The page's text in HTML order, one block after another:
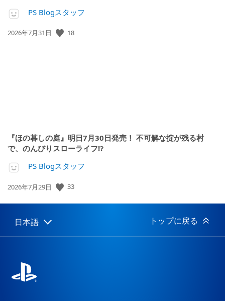
PS Blogスタッフ
公
2026年7月31日 18
『ほの暮しの庭』明日7月30日発売！ 不可解な掟が残る村
で、のんびりスローライフ!?
PS Blogスタッフ
公
日:
2026年7月29日 33
Select
a
Current
region:
日本語 トップに戻る